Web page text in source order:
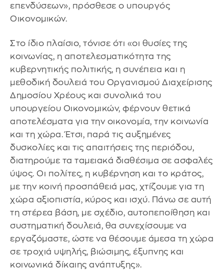
επενδύσεων», πρόσθεσε ο υπουργός
Οικονομικών.
Στο ίδιο πλαίσιο, τόνισε ότι «οι θυσίες της
κοινωνίας, η αποτελεσματικότητα της
κυβερνητικής πολιτικής, η συνέπεια και η
μεθοδική δουλειά του Οργανισμού Διαχείρισης
Δημοσίου Χρέους και συνολικά του
υπουργείου Οικονομικών, φέρνουν θετικά
αποτελέσματα για την οικονομία, την κοινωνία
και τη χώρα. Έτσι, παρά τις αυξημένες
δυσκολίες και τις απαιτήσεις της περιόδου,
διατηρούμε τα ταμειακά διαθέσιμα σε ασφαλές
ύψος. Οι πολίτες, η κυβέρνηση και το κράτος,
με την κοινή προσπάθειά μας, χτίζουμε για τη
χώρα αξιοπιστία, κύρος και ισχύ. Πάνω σε αυτή
τη στέρεα βάση, με σχέδιο, αυτοπεποίθηση και
συστηματική δουλειά, θα συνεχίσουμε να
εργαζόμαστε, ώστε να θέσουμε άμεσα τη χώρα
σε τροχιά υψηλής, βιώσιμης, έξυπνης και
κοινωνικά δίκαιης ανάπτυξης».